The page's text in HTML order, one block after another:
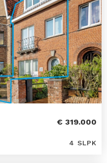
€ 319.000
4 SLPK